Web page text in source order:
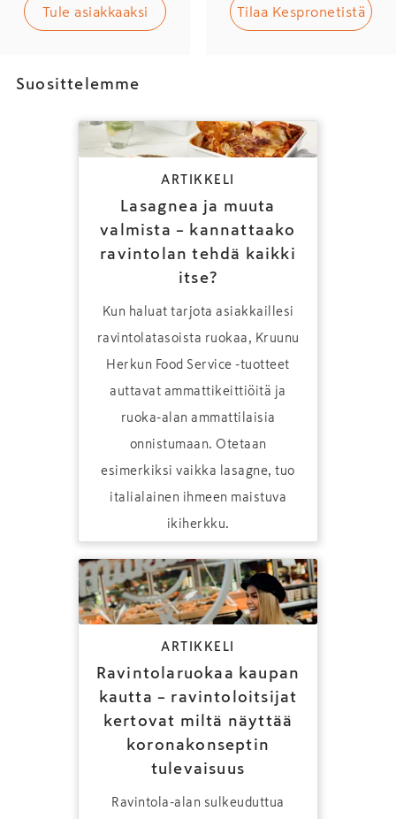
Tule asiakkaaksi Tilaa Kespronetistä
Suosittelemme
ARTIKKELI
Lasagnea ja muuta
valmista – kannattaako
ravintolan tehdä kaikki
itse?
Kun haluat tarjota asiakkaillesi
ravintolatasoista ruokaa, Kruunu
Herkun Food Service -tuotteet
auttavat ammattikeittiöitä ja
ruoka-alan ammattilaisia
onnistumaan. Otetaan
esimerkiksi vaikka lasagne, tuo
italialainen ihmeen maistuva
ikiherkku.
ARTIKKELI
Ravintolaruokaa kaupan
kautta – ravintoloitsijat
kertovat miltä näyttää
koronakonseptin
tulevaisuus
Ravintola-alan sulkeuduttua